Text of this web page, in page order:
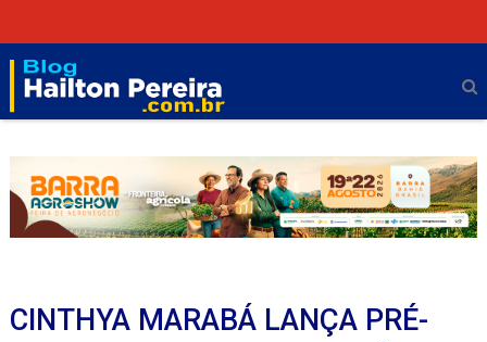
CINTHYA MARABÁ LANÇA PRÉ-